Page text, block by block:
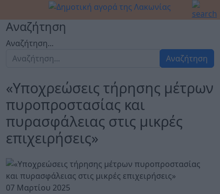
Αναζήτηση
Αναζήτηση...
Αναζήτηση
«Υποχρεώσεις τήρησης μέτρων
πυροπροστασίας και
πυρασφάλειας στις μικρές
επιχειρήσεις»
07 Μαρτίου 2025